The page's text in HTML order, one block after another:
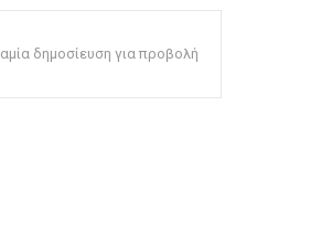
δημοσίευση για προβολή